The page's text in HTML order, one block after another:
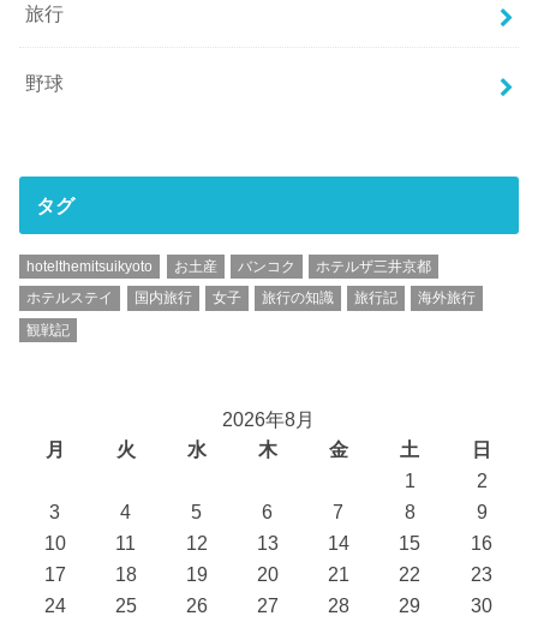
旅行
野球
タグ
hotelthemitsuikyoto お土産 バンコク
ホテルザ三井京都
ホテルステイ
国内旅行 女子 旅行の知識 旅行記
海外旅行
観戦記
2026年8月
月
火 水 木 金 土
日
1
2
3
4 5 6 7 8
9
10
11 12 13 14 15
16
17
18 19 20 21 22
23
24
25 26 27 28 29
30